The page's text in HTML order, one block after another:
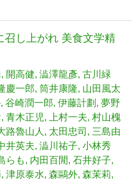
召し上がれ 美食文学精
開高健 澁澤龍彥 古川緑
慶一郎 筒井康隆 山田風太
谷崎潤一郎 伊藤計劃
夢野
青木正児 上村一夫 村山槐
路魯山人 太田忠司
三島由
井英夫 澁川祐子 小林秀
らも 内田百閒 石井好子
津原泰水 森鷗外 森茉莉